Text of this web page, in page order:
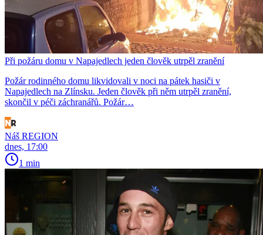
Při požáru domu v Napajedlech jeden člověk utrpěl zranění
Požár rodinného domu likvidovali v noci na pátek hasiči v
Napajedlech na Zlínsku. Jeden člověk při něm utrpěl zranění,
skončil v péči záchranářů. Požár…
Náš REGION
dnes, 17:00
1 min